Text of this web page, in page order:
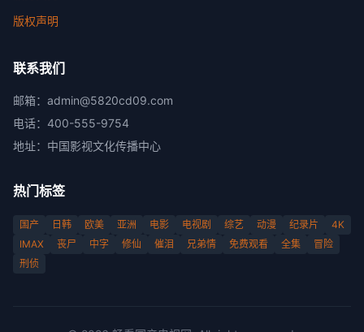
版权声明
联系我们
邮箱： admin@5820cd09.com
电话： 400-555-9754
地址： 中国影视文化传播中心
热门标签
国产 日韩 欧美 亚洲 电影 电视剧 综艺 动漫 纪录片
4K
IMAX
丧尸 中字 修仙 催泪 兄弟情 免费观看 全集
冒险
刑侦